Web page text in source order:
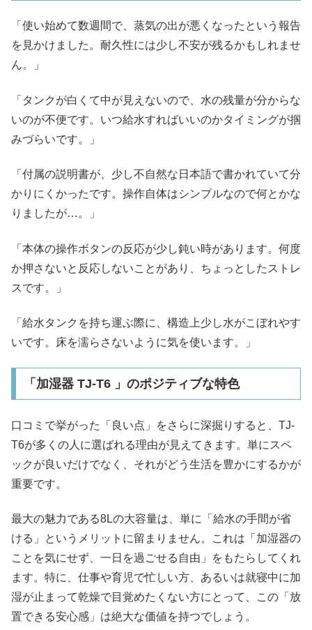
「使い始めて数週間で、蒸気の出が悪くなったという報告
を見かけました。耐久性には少し不安が残るかもしれませ
ん。」​
「タンクが白くて中が見えないので、水の残量が分からな
いのが不便です。いつ給水すればいいのかタイミングが掴
みづらいです。」​
「付属の説明書が、少し不自然な日本語で書かれていて分
かりにくかったです。操作自体はシンプルなので何とかな
りましたが…。」​
「本体の操作ボタンの反応が少し鈍い時があります。何度
か押さないと反応しないことがあり、ちょっとしたストレ
スです。」​
「給水タンクを持ち運ぶ際に、構造上少し水がこぼれやす
いです。床を濡らさないように気を使います。」​
「加湿器 TJ-T6 」のポジティブな特色
口コミで挙がった「良い点」をさらに深掘りすると、TJ-
T6が多くの人に選ばれる理由が見えてきます。単にスペ
ックが良いだけでなく、それがどう生活を豊かにするかが
重要です。
最大の魅力である8Lの大容量は、単に「給水の手間が省
ける」というメリットに留まりません。これは「加湿器の
ことを気にせず、一日を過ごせる自由」をもたらしてくれ
ます。特に、仕事や育児で忙しい方、あるいは就寝中に加
湿が止まって乾燥で目覚めたくない方にとって、この「放
置できる安心感」は絶大な価値を持つでしょう。​